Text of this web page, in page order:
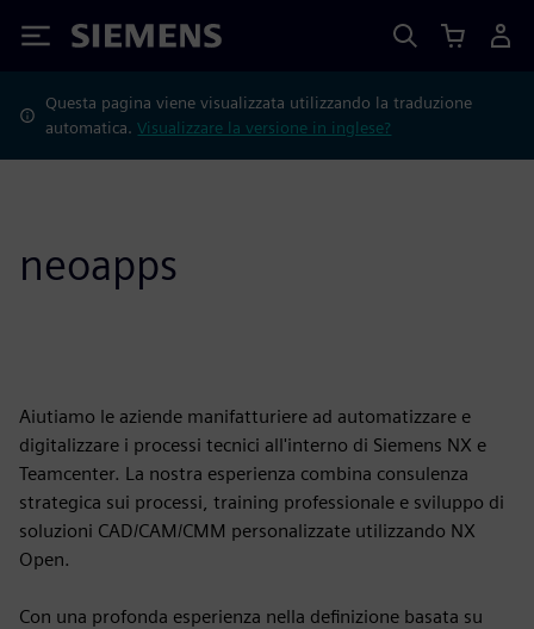
Siemens
Questa pagina viene visualizzata utilizzando la traduzione
automatica.Visualizzare la versione in inglese?
neoapps
Aiutiamo le aziende manifatturiere ad automatizzare e
digitalizzare i processi tecnici all'interno di Siemens NX e
Teamcenter. La nostra esperienza combina consulenza
strategica sui processi, training professionale e sviluppo di
soluzioni CAD/CAM/CMM personalizzate utilizzando NX
Open.
Con una profonda esperienza nella definizione basata su